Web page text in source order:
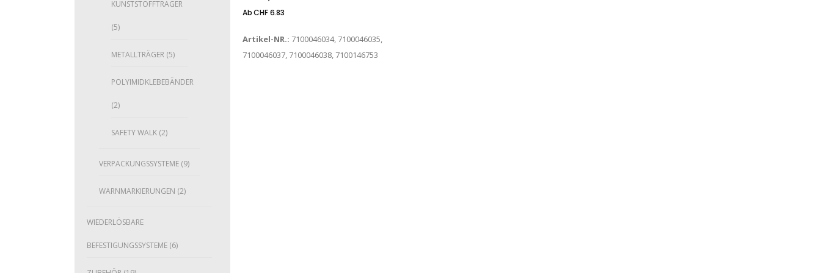
KUNSTSTOFFTRÄGER
(5)
METALLTRÄGER (5)
POLYIMIDKLEBEBÄNDER
(2)
SAFETY WALK (2)
VERPACKUNGSSYSTEME (9)
WARNMARKIERUNGEN (2)
WIEDERLÖSBARE
BEFESTIGUNGSSYSTEME (6)
AbCHF6.83
Artikel-NR.: 7100046034, 7100046035,
7100046037, 7100046038, 7100146753